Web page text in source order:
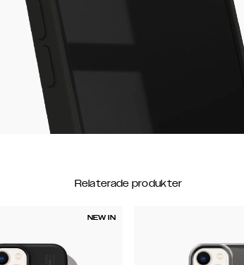
Relaterade produkter
NEW IN